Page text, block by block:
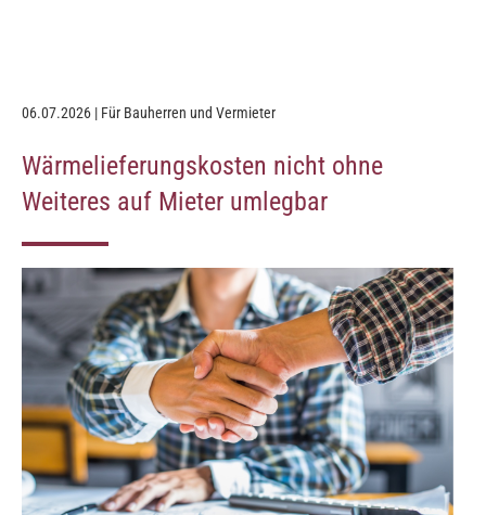
06.07.2026 | Für Bauherren und Vermieter
Wärmelieferungskosten nicht ohne
Weiteres auf Mieter umlegbar